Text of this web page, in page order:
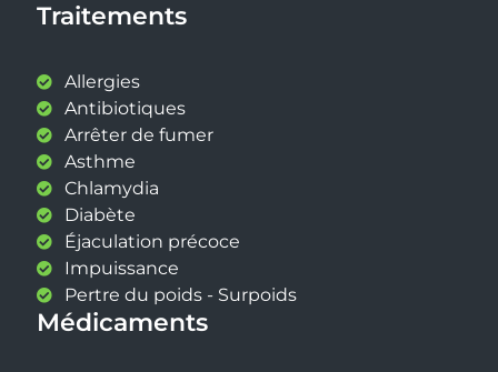
Traitements
Allergies
Antibiotiques
Arrêter de fumer
Asthme
Chlamydia
Diabète
Éjaculation précoce
Impuissance
Pertre du poids - Surpoids
Médicaments